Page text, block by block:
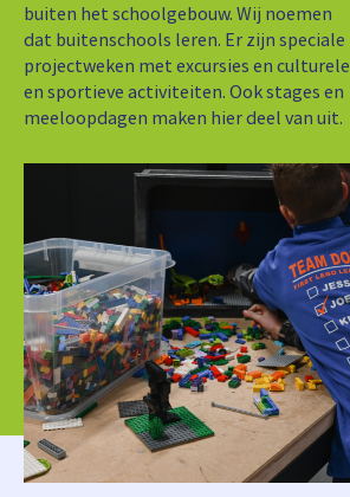
buiten het schoolgebouw. Wij noemen
dat buitenschools leren. Er zijn speciale
projectweken met excursies en culturele
en sportieve activiteiten. Ook stages en
meeloopdagen maken hier deel van uit.